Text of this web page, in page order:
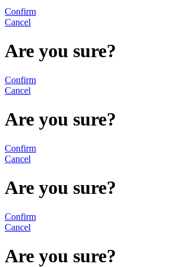
Confirm
Cancel
Are you sure?
Confirm
Cancel
Are you sure?
Confirm
Cancel
Are you sure?
Confirm
Cancel
Are you sure?